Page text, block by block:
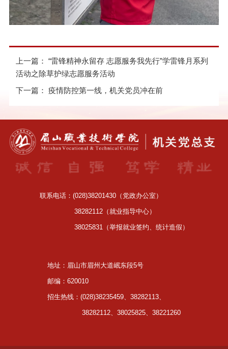
上一篇：“雷锋精神永留存 志愿服务我先行”学雷锋月系列
活动之除草护绿志愿服务活动
下一篇：疫情防控第一线，机关党员冲在前
联系电话：(028)38201430（党政办公室）
38282112（就业指导中心）
38025831（举报就业签约、统计造假）
地址：眉山市眉州大道岷东段5号
邮编：620010
招生热线：(028)38235459、38282113、
38282112、38025825、38221260